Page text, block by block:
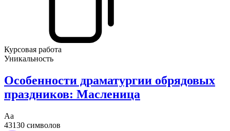
Курсовая работа
Уникальность
Особенности драматургии обрядовых
праздников: Масленица
Аа
43130 символов